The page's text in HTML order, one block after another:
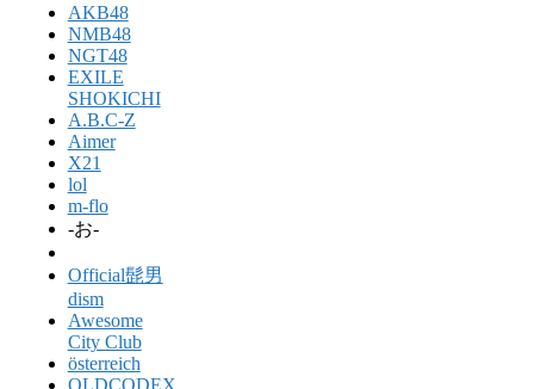
AKB48
NMB48
NGT48
EXILE
SHOKICHI
A.B.C-Z
Aimer
X21
lol
m-flo
-お-
Official髭男
dism
Awesome
City Club
österreich
OLDCODEX